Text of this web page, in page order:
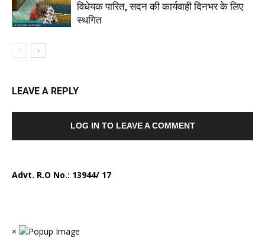
विधेयक पारित, सदन की कार्यवाही दिनभर के लिए
स्थगित
LEAVE A REPLY
LOG IN TO LEAVE A COMMENT
Advt. R.O No.: 13944/ 17
×